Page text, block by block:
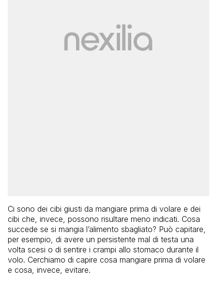
Ci sono dei cibi giusti da mangiare prima di volare e dei
cibi che, invece, possono risultare meno indicati. Cosa
succede se si mangia l’alimento sbagliato? Può capitare,
per esempio, di avere un persistente mal di testa una
volta scesi o di sentire i crampi allo stomaco durante il
volo. Cerchiamo di capire cosa mangiare prima di volare
e cosa, invece, evitare.